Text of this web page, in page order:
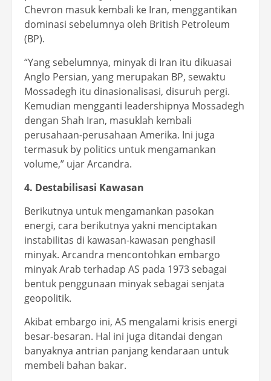
Chevron masuk kembali ke Iran, menggantikan
dominasi sebelumnya oleh British Petroleum
(BP).
“Yang sebelumnya, minyak di Iran itu dikuasai
Anglo Persian, yang merupakan BP, sewaktu
Mossadegh itu dinasionalisasi, disuruh pergi.
Kemudian mengganti leadershipnya Mossadegh
dengan Shah Iran, masuklah kembali
perusahaan-perusahaan Amerika. Ini juga
termasuk by politics untuk mengamankan
volume,” ujar Arcandra.
4. Destabilisasi Kawasan
Berikutnya untuk mengamankan pasokan
energi, cara berikutnya yakni menciptakan
instabilitas di kawasan-kawasan penghasil
minyak. Arcandra mencontohkan embargo
minyak Arab terhadap AS pada 1973 sebagai
bentuk penggunaan minyak sebagai senjata
geopolitik.
Akibat embargo ini, AS mengalami krisis energi
besar-besaran. Hal ini juga ditandai dengan
banyaknya antrian panjang kendaraan untuk
membeli bahan bakar.